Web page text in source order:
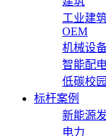
工业建
OEM
机械设
智能配
低碳校
标杆案例
新能源
电力